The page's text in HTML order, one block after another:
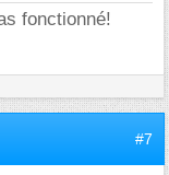
fonctionné!
#7